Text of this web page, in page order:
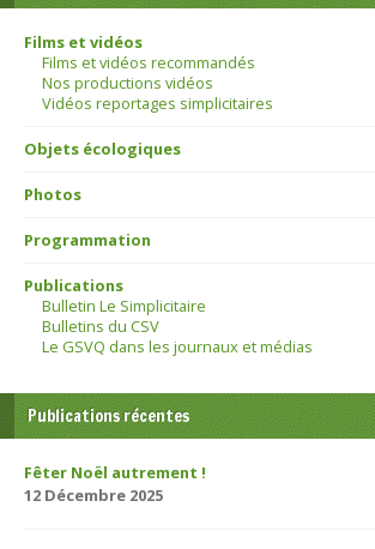
Films et vidéos
Films et vidéos recommandés
Nos productions vidéos
Vidéos reportages simplicitaires
Objets écologiques
Photos
Programmation
Publications
Bulletin Le Simplicitaire
Bulletins du CSV
Le GSVQ dans les journaux et médias
Publications récentes
Fêter Noël autrement !
12 Décembre 2025